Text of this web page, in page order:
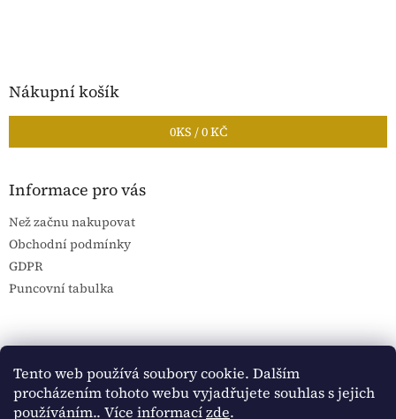
Tento web používá soubory cookie. Dalším
procházením tohoto webu vyjadřujete souhlas s jejich
používáním.. Více informacízde.
Nákupní košík
0KS /0 KČ
Informace pro vás
Než začnu nakupovat
Obchodní podmínky
GDPR
Puncovní tabulka